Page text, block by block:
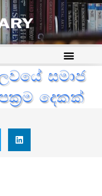
සමාජ
දෙකක්